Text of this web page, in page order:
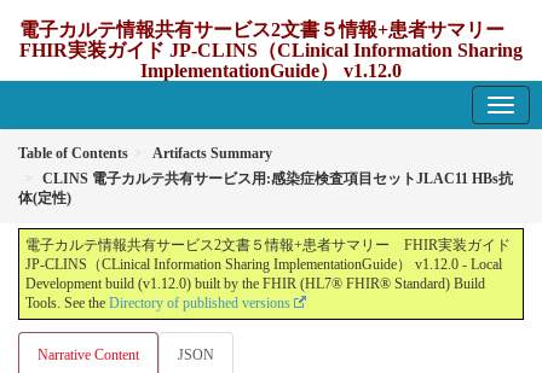
電子カルテ情報共有サービス2文書５情報+患者サマリー
FHIR実装ガイド JP-CLINS（CLinical Information Sharing
ImplementationGuide） v1.12.0
Table of Contents
Artifacts Summary
CLINS 電子カルテ共有サービス用:感染症検査項目セットJLAC11 HBs抗
体(定性)
電子カルテ情報共有サービス2文書５情報+患者サマリー FHIR実装ガイド
JP-CLINS（CLinical Information Sharing ImplementationGuide） v1.12.0 - Local
Development build (v1.12.0) built by the FHIR (HL7® FHIR® Standard) Build
Tools. See the Directory of published versions
Narrative Content JSON